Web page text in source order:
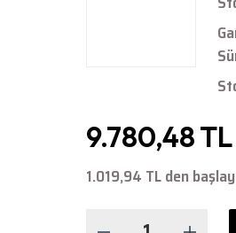
9.780,48 TL
1.019,94 TL den